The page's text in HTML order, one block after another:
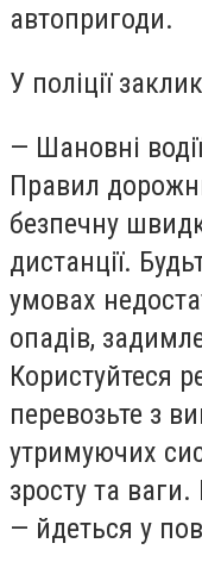
автопригоди.
У поліції
— Шановні
Правил
безпечну
дистанції.
умовах
опадів,
Користуйтеся
перевозьте з
утримуючих
зросту та
— йдеться у